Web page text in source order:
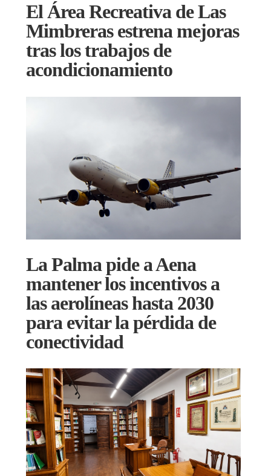
El Área Recreativa de Las
Mimbreras estrena mejoras
tras los trabajos de
acondicionamiento
La Palma pide a Aena
mantener los incentivos a
las aerolíneas hasta 2030
para evitar la pérdida de
conectividad